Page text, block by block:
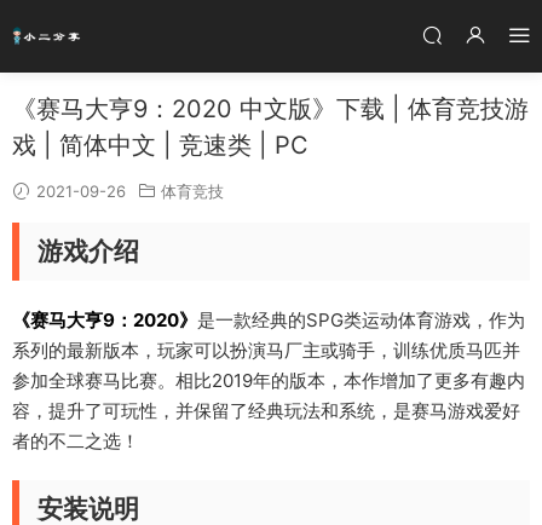
《赛马大亨9：2020 中文版》下载 | 体育竞技游
戏 | 简体中文 | 竞速类 | PC
2021-09-26 体育竞技
游戏介绍
《赛马大亨9：2020》 是一款经典的SPG类运动体育游戏，作为
系列的最新版本，玩家可以扮演马厂主或骑手，训练优质马匹并
参加全球赛马比赛。相比2019年的版本，本作增加了更多有趣内
容，提升了可玩性，并保留了经典玩法和系统，是赛马游戏爱好
者的不二之选！
安装说明